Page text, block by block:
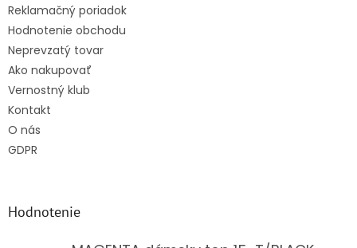
Reklamačný poriadok
Hodnotenie obchodu
Neprevzatý tovar
Ako nakupovať
Vernostný klub
Kontakt
O nás
GDPR
Hodnotenie